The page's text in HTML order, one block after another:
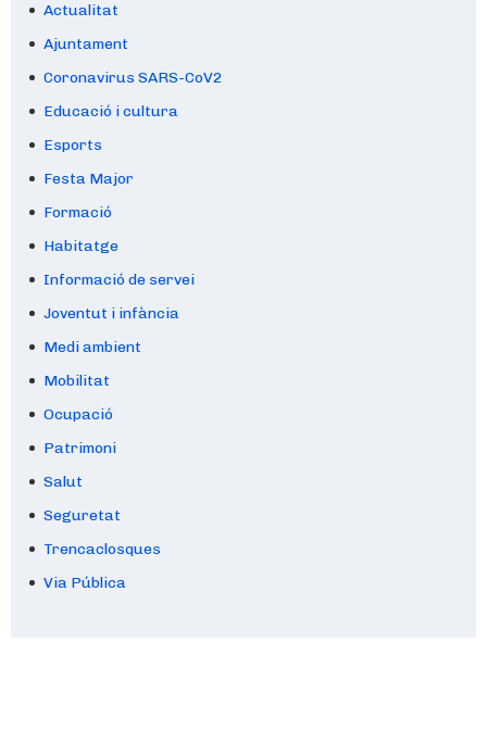
Actualitat
Ajuntament
Coronavirus SARS-CoV2
Educació i cultura
Esports
Festa Major
Formació
Habitatge
Informació de servei
Joventut i infància
Medi ambient
Mobilitat
Ocupació
Patrimoni
Salut
Seguretat
Trencaclosques
Via Pública